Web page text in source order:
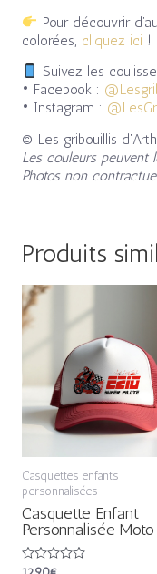
Pour découvrir
colorées, cliquez ici !
Suivez les
• Facebook :
• Instagram :
© Les gribouillis
Les couleurs peuvent
Photos non
Produits
Casquettes enfants
personnalisées
Casquette Enfant
Personnalisée Moto
Note